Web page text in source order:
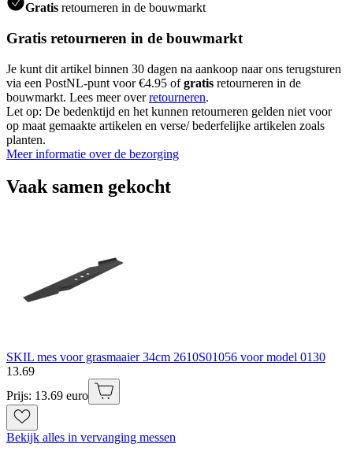
Gratis retourneren in de bouwmarkt
Gratis retourneren in de bouwmarkt
Je kunt dit artikel binnen 30 dagen na aankoop naar ons terugsturen
via een PostNL-punt voor €4.95 ofgratis retourneren in de
bouwmarkt. Lees meer overretourneren.
Let op: De bedenktijd en het kunnen retourneren gelden niet voor
op maat gemaakte artikelen en verse/ bederfelijke artikelen zoals
planten.
Meer informatie over de bezorging
Vaak samen gekocht
SKIL mes voor grasmaaier 34cm 2610S01056 voor model 0130
13.69
Prijs: 13.69 euro
Bekijk alles in vervanging messen